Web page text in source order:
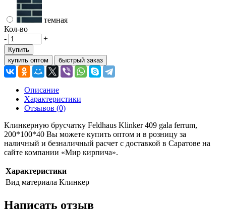
темная
Кол-во
-
+
Купить
купить оптом
быстрый заказ
Описание
Характеристики
Отзывов (0)
Клинкерную брусчатку Feldhaus Klinker 409 gala ferrum,
200*100*40 Вы можете купить оптом и в розницу за
наличный и безналичный расчет с доставкой в Саратове на
сайте компании «Мир кирпича».
Характеристики
Вид материала Клинкер
Написать отзыв